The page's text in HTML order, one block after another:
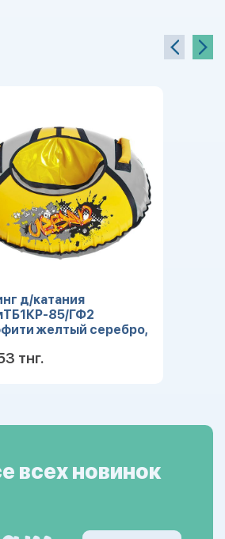
д/катания
85/ГФ2
желтый серебро,
тнг.
всех новинок